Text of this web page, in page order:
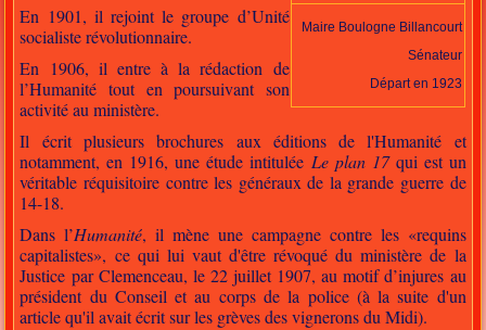
Maire Boulogne Billancourt
Sénateur
Départ en 1923
En 1901, il rejoint le groupe d’Unité
socialiste révolutionnaire.
En 1906, il entre à la rédaction de
l’Humanité tout en poursuivant son
activité au ministère.
Il écrit plusieurs brochures aux éditions de l'Humanité et
notamment, en 1916, une étude intitulée Le plan 17qui est un
véritable réquisitoire contre les généraux de la grande guerre de
14-18.
Dans l’Humanité, il mène une campagne contre les «requins
capitalistes», ce qui lui vaut d'être révoqué du ministère de la
Justice par Clemenceau, le 22 juillet 1907, au motif d’injures au
président du Conseil et au corps de la police (à la suite d'un
article qu'il avait écrit sur les grèves des vignerons du Midi).